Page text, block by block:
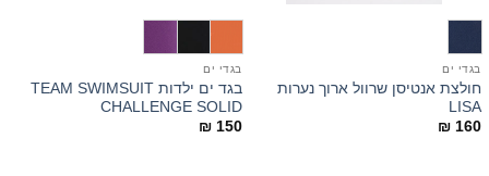
בגדי ים
חולצת אנטיסן שרוול ארוך נערות
LISA
₪ 160
בגדי ים
בגד ים ילדות TEAM SWIMSUIT
CHALLENGE SOLID
₪ 150